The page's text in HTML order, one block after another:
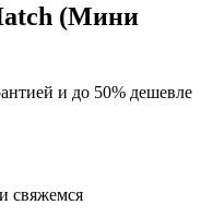
(Мини
и до 50% дешевле
свяжемся